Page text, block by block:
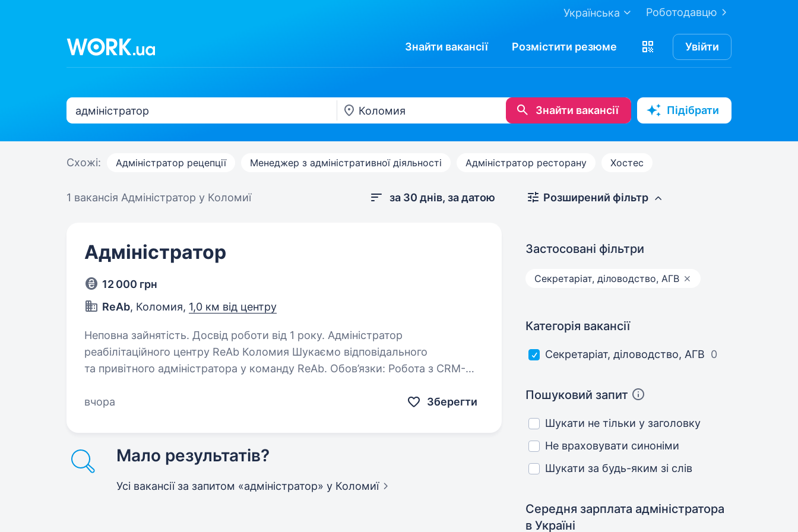
Роботодавцю
Українська
Знайти вакансії Розмістити резюме Увійти
Знайти вакансії Підібрати
Схожі: Адміністратор рецепції Менеджер з адміністративної діяльності Адміністратор ресторану Хостес
1 вакансія Адміністратор у Коломиї за 30 днів, за датою
Адміністратор
12 000 грн
ReAb, Коломия, 1,0 км від центру
Неповна зайнятість. Досвід роботи від 1 року. Адміністратор
реабілітаційного центру ReAb Коломия Шукаємо відповідального
та привітного адміністратора у команду ReAb. Обов’язки: Робота з CRM-
вчора
Зберегти
Мало результатів?
Усі вакансії за запитом «адміністратор» у Коломиї
Розширений фільтр
Застосовані фільтри
Секретаріат, діловодство, АГВ
Категорія вакансії
Секретаріат, діловодство, АГВ 0
Пошуковий запит
Шукати не тільки у заголовку
Не враховувати синоніми
Шукати за будь-яким зі слів
Середня зарплата адміністратора
в Україні